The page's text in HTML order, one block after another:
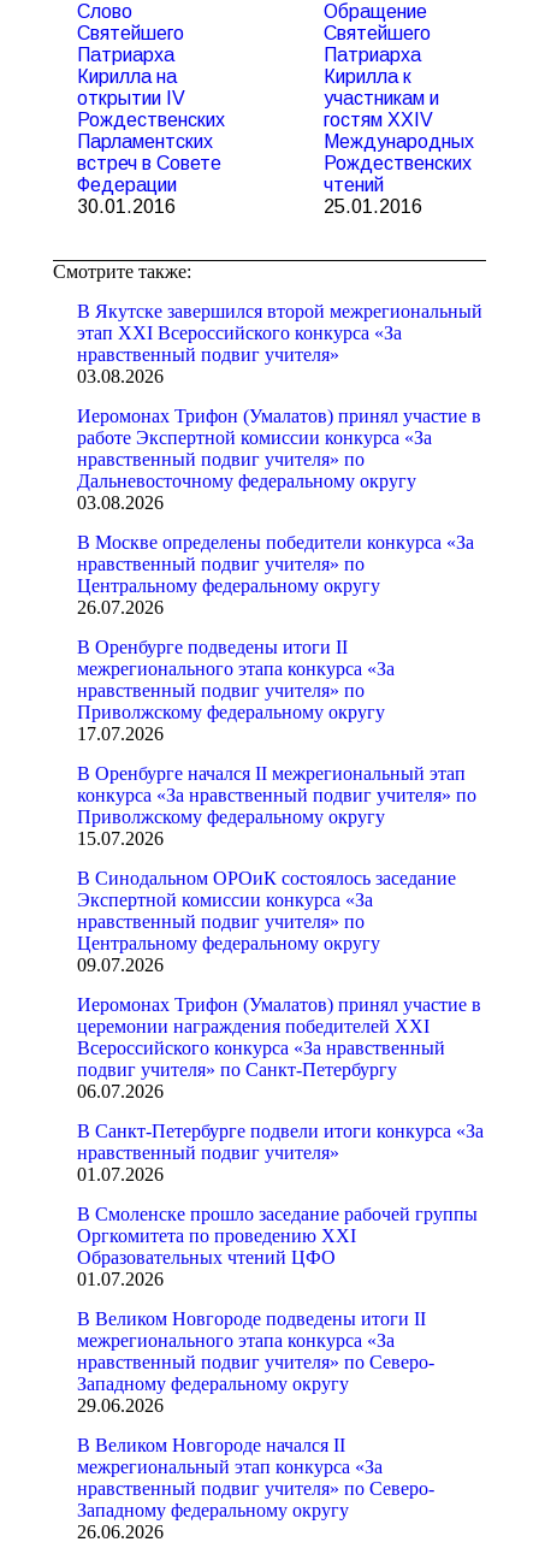
Слово
Святейшего
Патриарха
Кирилла на
открытии IV
Рождественских
Парламентских
встреч в Совете
Федерации
30.01.2016
Обращение
Святейшего
Патриарха
Кирилла к
участникам и
гостям XXIV
Международных
Рождественских
чтений
25.01.2016
Смотрите также:
В Якутске завершился второй межрегиональный
этап XXI Всероссийского конкурса «За
нравственный подвиг учителя»
03.08.2026
Иеромонах Трифон (Умалатов) принял участие в
работе Экспертной комиссии конкурса «За
нравственный подвиг учителя» по
Дальневосточному федеральному округу
03.08.2026
В Москве определены победители конкурса «За
нравственный подвиг учителя» по
Центральному федеральному округу
26.07.2026
В Оренбурге подведены итоги II
межрегионального этапа конкурса «За
нравственный подвиг учителя» по
Приволжскому федеральному округу
17.07.2026
В Оренбурге начался II межрегиональный этап
конкурса «За нравственный подвиг учителя» по
Приволжскому федеральному округу
15.07.2026
В Синодальном ОРОиК состоялось заседание
Экспертной комиссии конкурса «За
нравственный подвиг учителя» по
Центральному федеральному округу
09.07.2026
Иеромонах Трифон (Умалатов) принял участие в
церемонии награждения победителей XXI
Всероссийского конкурса «За нравственный
подвиг учителя» по Санкт-Петербургу
06.07.2026
В Санкт-Петербурге подвели итоги конкурса «За
нравственный подвиг учителя»
01.07.2026
В Смоленске прошло заседание рабочей группы
Оргкомитета по проведению XXI
Образовательных чтений ЦФО
01.07.2026
В Великом Новгороде подведены итоги II
межрегионального этапа конкурса «За
нравственный подвиг учителя» по Северо-
Западному федеральному округу
29.06.2026
В Великом Новгороде начался II
межрегиональный этап конкурса «За
нравственный подвиг учителя» по Северо-
Западному федеральному округу
26.06.2026